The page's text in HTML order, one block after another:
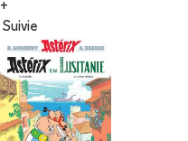
+
Suivie